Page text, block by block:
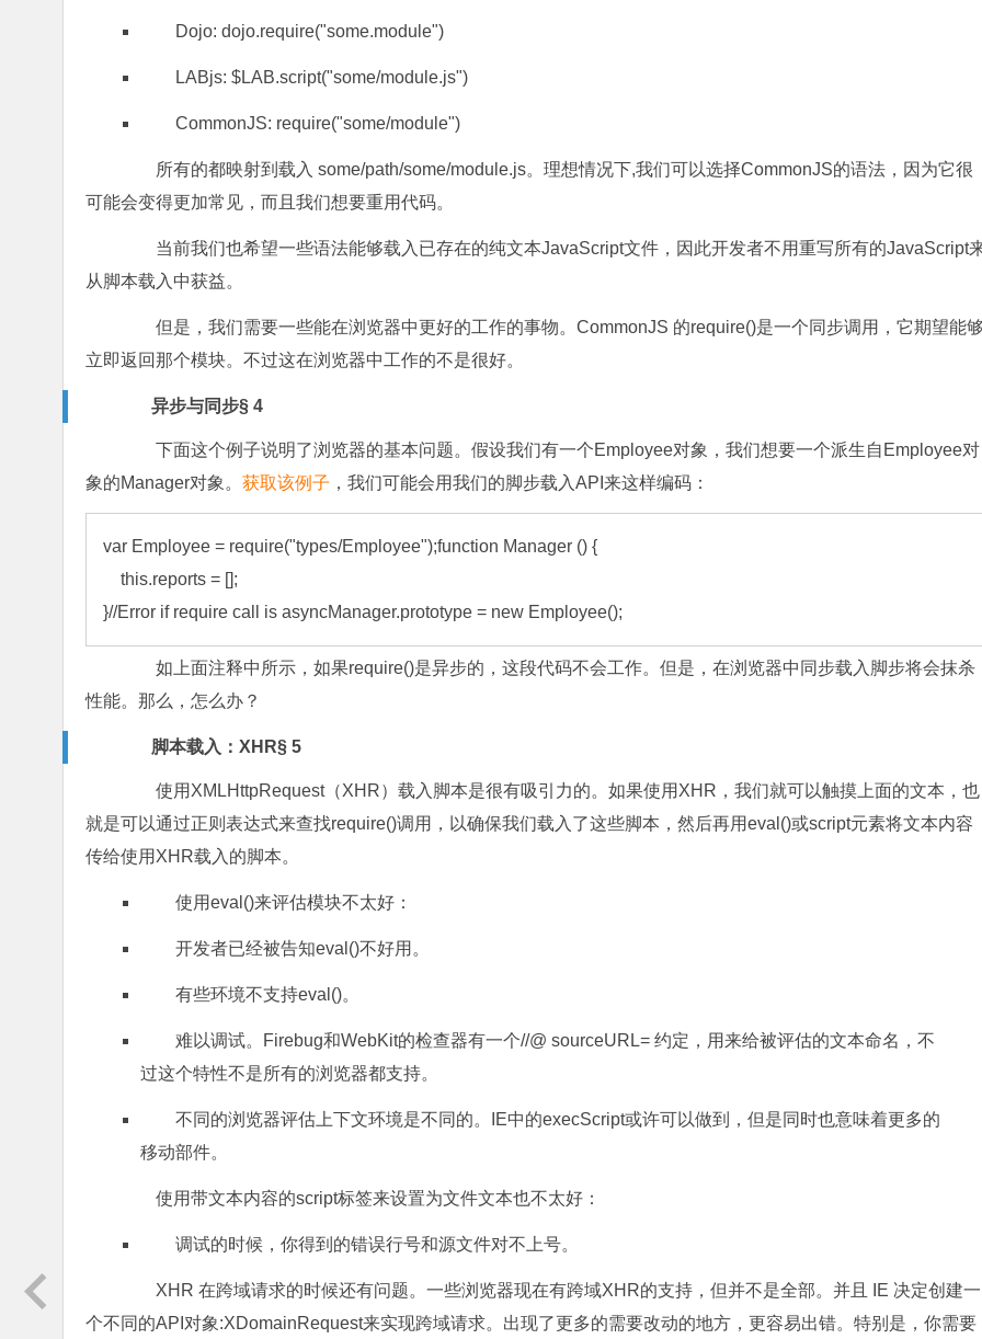
Dojo: dojo.require("some.module")
LABjs: $LAB.script("some/module.js")
CommonJS: require("some/module")
所有的都映射到载入 some/path/some/module.js。理想情况下,我们可以选择CommonJS的语法，因为它很
可能会变得更加常见，而且我们想要重用代码。
当前我们也希望一些语法能够载入已存在的纯文本JavaScript文件，因此开发者不用重写所有的JavaScript
从脚本载入中获益。
但是，我们需要一些能在浏览器中更好的工作的事物。CommonJS 的require()是一个同步调用，它期望能
立即返回那个模块。不过这在浏览器中工作的不是很好。
异步与同步§ 4
下面这个例子说明了浏览器的基本问题。假设我们有一个Employee对象，我们想要一个派生自Employee对
象的Manager对象。 获取该例子 ，我们可能会用我们的脚步载入API来这样编码：
var Employee = require("types/Employee");function Manager () {
}//Error if require call is asyncManager.prototype = new Employee();
如上面注释中所示，如果require()是异步的，这段代码不会工作。但是，在浏览器中同步载入脚步将会抹杀
性能。那么，怎么办？
脚本载入：XHR§ 5
使用XMLHttpRequest（XHR）载入脚本是很有吸引力的。如果使用XHR，我们就可以触摸上面的文本，也
就是可以通过正则表达式来查找require()调用，以确保我们载入了这些脚本，然后再用eval()或script元素将文本内容
传给使用XHR载入的脚本。
使用eval()来评估模块不太好：
开发者已经被告知eval()不好用。
有些环境不支持eval()。
难以调试。Firebug和WebKit的检查器有一个//@ sourceURL= 约定，用来给被评估的文本命名，不
过这个特性不是所有的浏览器都支持。
不同的浏览器评估上下文环境是不同的。IE中的execScript或许可以做到，但是同时也意味着更多的
移动部件。
使用带文本内容的script标签来设置为文件文本也不太好：
调试的时候，你得到的错误行号和源文件对不上号。
XHR 在跨域请求的时候还有问题。一些浏览器现在有跨域XHR的支持，但并不是全部。并且 IE 决定创建一
个不同的API对象:XDomainRequest来实现跨域请求。出现了更多的需要改动的地方，更容易出错。特别是，你需要